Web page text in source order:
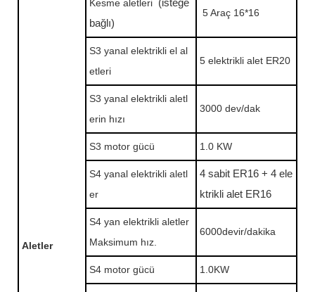
Aletler
Kesme aletleri (isteğe
bağlı)
5 Araç 16*16
S3 yanal elektrikli el al
etleri
5 elektrikli alet ER20
S3 yanal elektrikli aletl
erin hızı
3000 dev/dak
S3 motor gücü 1.0 KW
S4 yanal elektrikli aletl
er
4 sabit ER16 + 4 ele
ktrikli alet ER16
S4 yan elektrikli aletler
Maksimum hız.
6000devir/dakika
S4 motor gücü 1.0KW